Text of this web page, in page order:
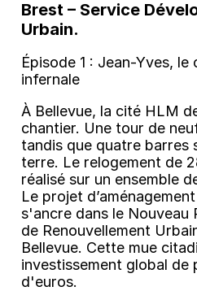
Brest – Service
Urbain.
Épisode 1 : Jean-Yves,
infernale
À Bellevue, la cité HLM
chantier. Une tour de
tandis que quatre barres
terre. Le relogement de
réalisé sur un ensemble
Le projet
s'ancre dans le Nouveau
de Renouvellement
Bellevue. Cette mue
investissement global de
d'euros.